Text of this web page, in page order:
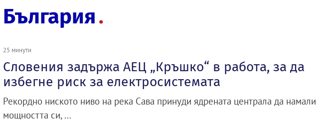
България
25 минути
Словения задържа АЕЦ „Кръшко“ в работа, за да
избегне риск за електросистемата
Рекордно ниското ниво на река Сава принуди ядрената централа да намали
мощността си, ...